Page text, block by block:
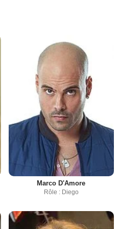
Marco D'Amore
Rôle : Diego